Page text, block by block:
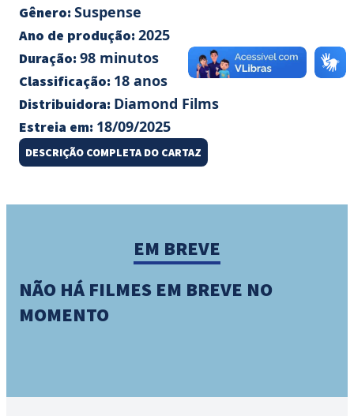
Gênero: Suspense
Ano de produção: 2025
Duração: 98 minutos
Classificação: 18 anos
Distribuidora: Diamond Films
Estreia em: 18/09/2025
DESCRIÇÃO COMPLETA DO CARTAZ
EM BREVE
NÃO HÁ FILMES EM BREVE NO
MOMENTO